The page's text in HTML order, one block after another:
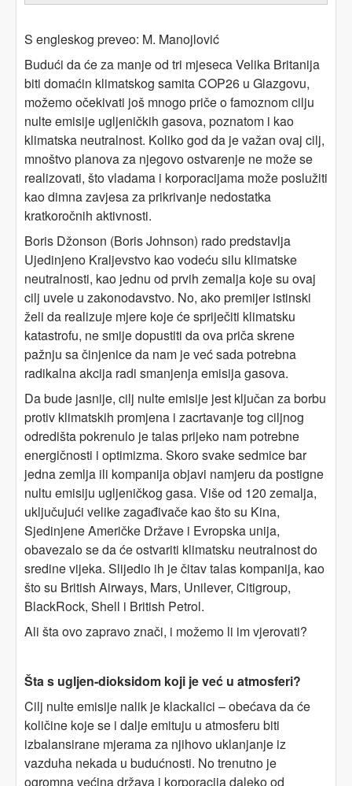
S engleskog preveo: M. Manojlović
Budući da će za manje od tri mjeseca Velika Britanija
biti domaćin klimatskog samita COP26 u Glazgovu,
možemo očekivati još mnogo priče o famoznom cilju
nulte emisije ugljeničkih gasova, poznatom i kao
klimatska neutralnost. Koliko god da je važan ovaj cilj,
mnoštvo planova za njegovo ostvarenje ne može se
realizovati, što vladama i korporacijama može poslužiti
kao dimna zavjesa za prikrivanje nedostatka
kratkoročnih aktivnosti.
Boris Džonson (Boris Johnson) rado predstavlja
Ujedinjeno Kraljevstvo kao vodeću silu klimatske
neutralnosti, kao jednu od prvih zemalja koje su ovaj
cilj uvele u zakonodavstvo. No, ako premijer istinski
želi da realizuje mjere koje će spriječiti klimatsku
katastrofu, ne smije dopustiti da ova priča skrene
pažnju sa činjenice da nam je već sada potrebna
radikalna akcija radi smanjenja emisija gasova.
Da bude jasnije, cilj nulte emisije jest ključan za borbu
protiv klimatskih promjena i zacrtavanje tog ciljnog
odredišta pokrenulo je talas prijeko nam potrebne
energičnosti i optimizma. Skoro svake sedmice bar
jedna zemlja ili kompanija objavi namjeru da postigne
nultu emisiju ugljeničkog gasa. Više od 120 zemalja,
uključujući velike zagađivače kao što su Kina,
Sjedinjene Američke Države i Evropska unija,
obavezalo se da će ostvariti klimatsku neutralnost do
sredine vijeka. Slijedio ih je čitav talas kompanija, kao
što su British Airways, Mars, Unilever, Citigroup,
BlackRock, Shell i British Petrol.
Ali šta ovo zapravo znači, i možemo li im vjerovati?
Šta s ugljen-dioksidom koji je već u atmosferi?
Cilj nulte emisije nalik je klackalici – obećava da će
količine koje se i dalje emituju u atmosferu biti
izbalansirane mjerama za njihovo uklanjanje iz
vazduha nekada u budućnosti. No trenutno je
ogromna većina država i korporacija daleko od